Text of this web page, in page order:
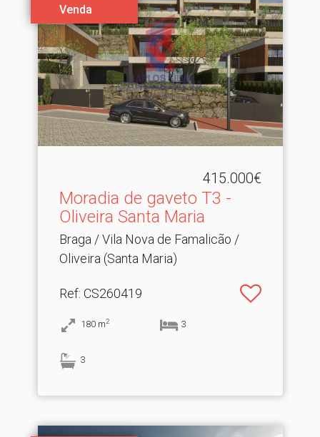
Venda
415.000€
Moradia de gaveto T3 -
Oliveira Santa Maria
Braga / Vila Nova de Famalicão /
Oliveira (Santa Maria)
Ref: CS260419
180 m2 3
3